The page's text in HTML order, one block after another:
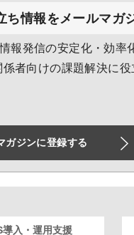
情報をメールマガ
報発信の安定化・効率
者向けの課題解決に
ガジンに登録する
導入・運用支援